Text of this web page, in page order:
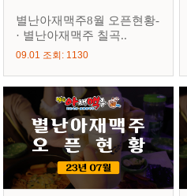
별난아재맥주8월 오픈현황-
· 별난아재맥주 칠곡..
09.01 조회: 1130